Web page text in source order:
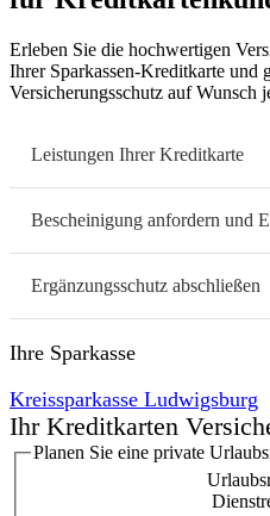
Erleben Sie die hochwertigen
Ihrer Sparkassen-Kreditkarte und
Versicherungsschutz auf Wunsch
Leistungen Ihrer Kreditkarte
Bescheinigung anfordern und
Ergänzungsschutz abschließen
Ihre Sparkasse
Kreissparkasse Ludwigsburg
Ihr Kreditkarten
Planen Sie